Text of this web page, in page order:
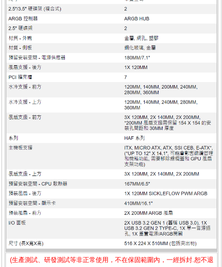
(生產測試、研發測試等非正常使用，不在保固範圍內，一經拆封.恕不退